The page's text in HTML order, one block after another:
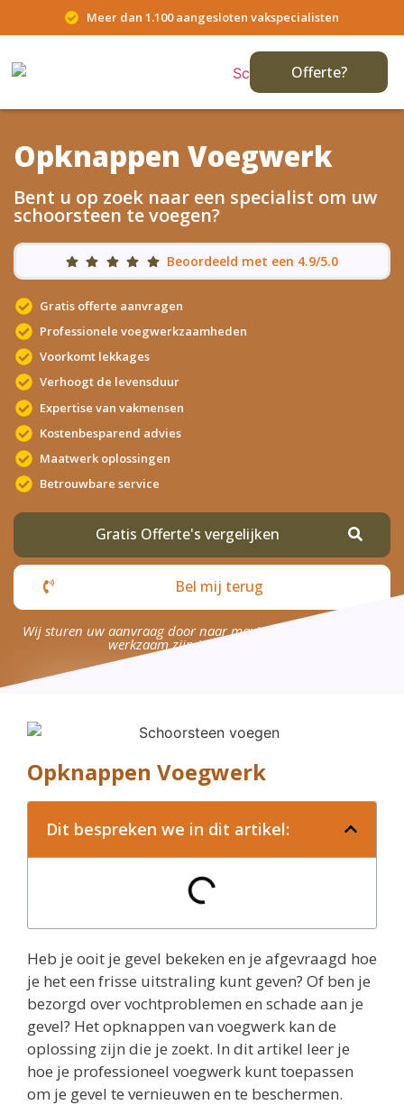
Meer dan 1.100 aangesloten vakspecialisten
Offerte?
Opknappen Voegwerk
Bent u op zoek naar een specialist om uw
schoorsteen te voegen?
Beoordeeld met een 4.9/5.0
Gratis offerte aanvragen
Professionele voegwerkzaamheden
Voorkomt lekkages
Verhoogt de levensduur
Expertise van vakmensen
Kostenbesparend advies
Maatwerk oplossingen
Betrouwbare service
Gratis Offerte's vergelijken
Bel mij terug
Wij sturen uw aanvraag door naar maximaal 4 bedrijven die
werkzaam zijn in uw omgeving.
Opknappen Voegwerk
Dit bespreken we in dit artikel:
Heb je ooit je gevel bekeken en je afgevraagd hoe
je het een frisse uitstraling kunt geven? Of ben je
bezorgd over vochtproblemen en schade aan je
gevel? Het opknappen van voegwerk kan de
oplossing zijn die je zoekt. In dit artikel leer je
hoe je professioneel voegwerk kunt toepassen
om je gevel te vernieuwen en te beschermen.